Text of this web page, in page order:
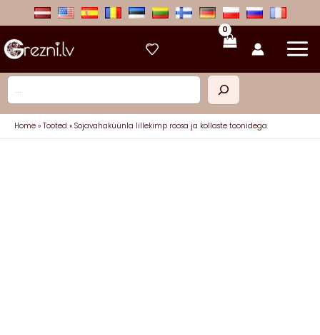
Otsi
Home Tooted Sojavahaküünla lillekimp roosa ja kollaste toonidega